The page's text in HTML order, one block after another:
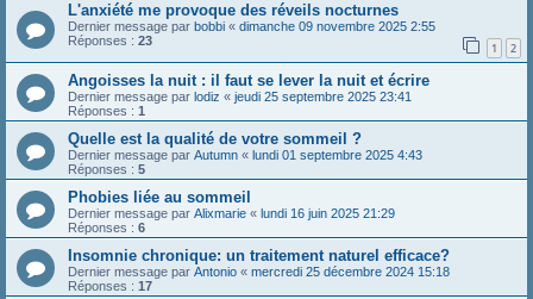
L'anxiété me provoque des réveils nocturnes
Dernier message par bobbi « dimanche 09 novembre 2025 2:55
Réponses : 23 1 2
Angoisses la nuit : il faut se lever la nuit et écrire
Dernier message par lodiz « jeudi 25 septembre 2025 23:41
Réponses : 1
Quelle est la qualité de votre sommeil ?
Dernier message par Autumn « lundi 01 septembre 2025 4:43
Réponses : 5
Phobies liée au sommeil
Dernier message par Alixmarie « lundi 16 juin 2025 21:29
Réponses : 6
Insomnie chronique: un traitement naturel efficace?
Dernier message par Antonio « mercredi 25 décembre 2024 15:18
Réponses : 17